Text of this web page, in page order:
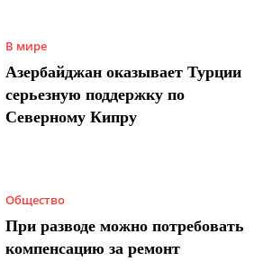
В мире
Азербайджан оказывает Турции
серьезную поддержку по
Северному Кипру
Общество
При разводе можно потребовать
компенсацию за ремонт